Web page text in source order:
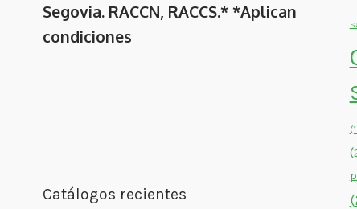
Segovia. RACCN, RACCS.* *Aplican
condiciones
Catálogos recientes